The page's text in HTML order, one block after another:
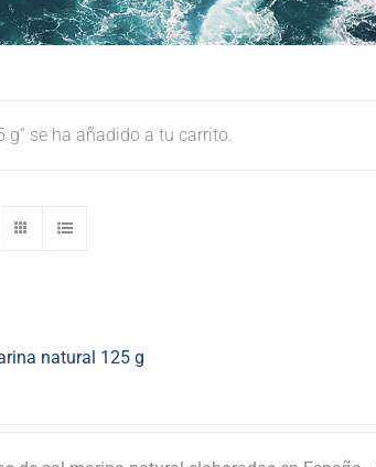
g” se ha añadido a tu carrito.
natural 125 g